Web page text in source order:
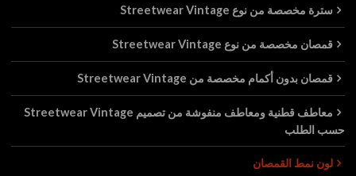
سترة مخصصة من نوع Streetwear Vintage
قمصان مخصصة من نوع Streetwear Vintage
قمصان بدون أكمام مخصصة من Streetwear Vintage
معاطف قطنية ومعاطف منفوشة من تصميم Streetwear Vintage
حسب الطلب
لون نمط القمصان